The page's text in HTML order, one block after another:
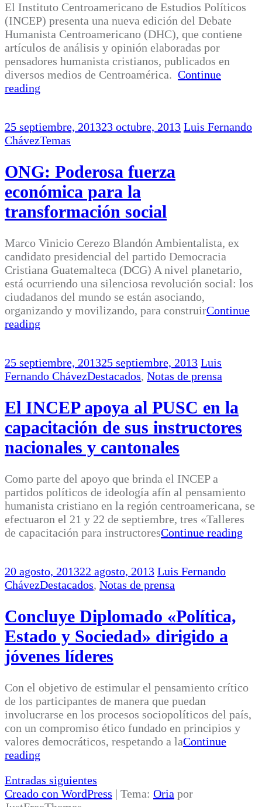
El Instituto Centroamericano de Estudios Políticos
(INCEP) presenta una nueva edición del Debate
Humanista Centroamericano (DHC), que contiene
artículos de análisis y opinión elaboradas por
pensadores humanista cristianos, publicados en
diversos medios de Centroamérica. Continue
reading
25 septiembre, 201323 octubre, 2013 Luis Fernando
ChávezTemas
ONG: Poderosa fuerza
económica para la
transformación social
Marco Vinicio Cerezo Blandón Ambientalista, ex
candidato presidencial del partido Democracia
Cristiana Guatemalteca (DCG) A nivel planetario,
está ocurriendo una silenciosa revolución social: los
ciudadanos del mundo se están asociando,
organizando y movilizando, para construirContinue
reading
25 septiembre, 201325 septiembre, 2013 Luis
Fernando ChávezDestacados, Notas de prensa
El INCEP apoya al PUSC en la
capacitación de sus instructores
nacionales y cantonales
Como parte del apoyo que brinda el INCEP a
partidos políticos de ideología afín al pensamiento
humanista cristiano en la región centroamericana, se
efectuaron el 21 y 22 de septiembre, tres «Talleres
de capacitación para instructoresContinue reading
20 agosto, 201322 agosto, 2013 Luis Fernando
ChávezDestacados, Notas de prensa
Concluye Diplomado «Política,
Estado y Sociedad» dirigido a
jóvenes líderes
Con el objetivo de estimular el pensamiento crítico
de los participantes de manera que puedan
involucrarse en los procesos sociopolíticos del país,
con un compromiso ético fundado en principios y
valores democráticos, respetando a laContinue
reading
Navegación
de
Entradas siguientes
Creado con WordPress | Tema: Oria por